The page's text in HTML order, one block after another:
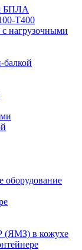
БПЛА
Т400
нагрузочными
балкой
оборудование
(ЯМЗ) в кожухе